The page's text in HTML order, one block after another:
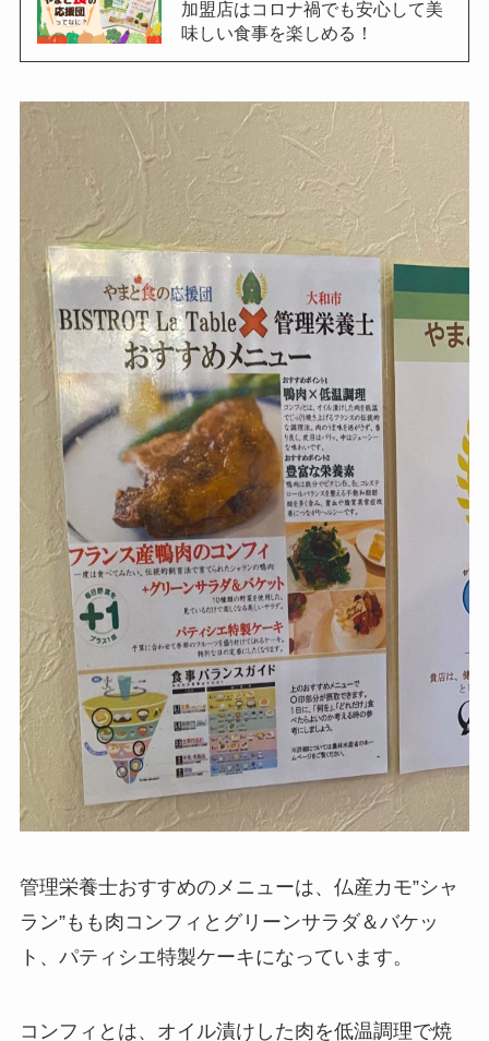
加盟店はコロナ禍でも安心して美
味しい食事を楽しめる！
管理栄養士おすすめのメニューは、仏産カモ”シャ
ラン”もも肉コンフィとグリーンサラダ＆バケッ
ト、パティシエ特製ケーキになっています。
コンフィとは、オイル漬けした肉を低温調理で焼